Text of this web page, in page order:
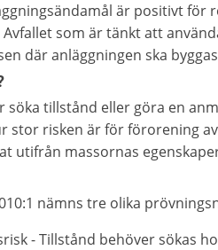
är positivt för
som är tänkt att
där anläggningen ska
tillstånd eller göra en
stor risken är för förorening
utifrån massornas
nämns tre olika
- Tillstånd behöver sökas